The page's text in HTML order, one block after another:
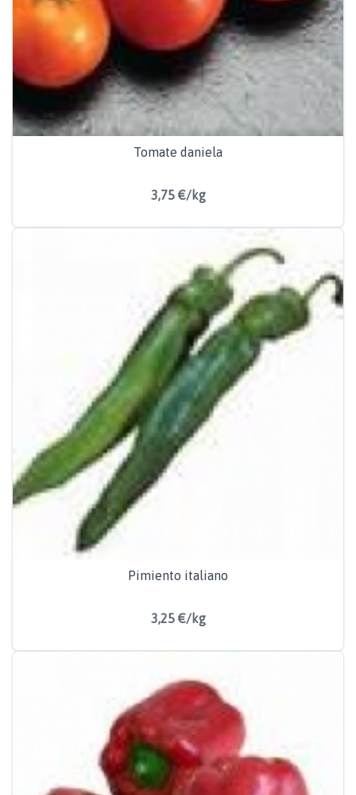
Tomate daniela
3,75 €/kg
Pimiento italiano
3,25 €/kg